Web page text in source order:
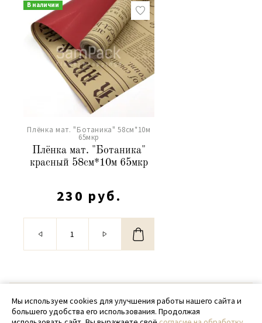
В наличии
Плёнка мат. "Ботаника" 58см*10м
65мкр
Плёнка мат. "Ботаника"
красный 58см*10м 65мкр
230 руб.
© 2020 - 2026 SamPack
+ 7 (918) 699-97-87
Мы используем cookies для улучшения работы нашего сайта и
большего удобства его использования. Продолжая